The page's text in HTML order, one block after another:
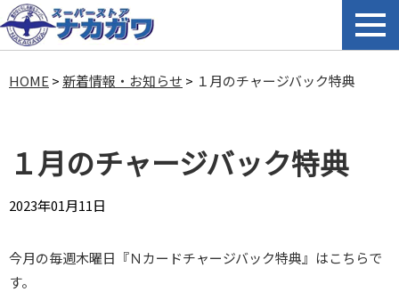
HOME > 新着情報・お知らせ > １月のチャージバック特典
１月のチャージバック特典
2023年01月11日
今月の毎週木曜日『Ｎカードチャージバック特典』はこちらで
す。